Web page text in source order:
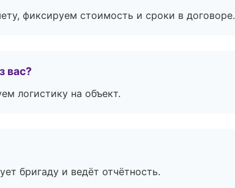
фиксируем стоимость и сроки в договоре.
вас?
логистику на объект.
бригаду и ведёт отчётность.